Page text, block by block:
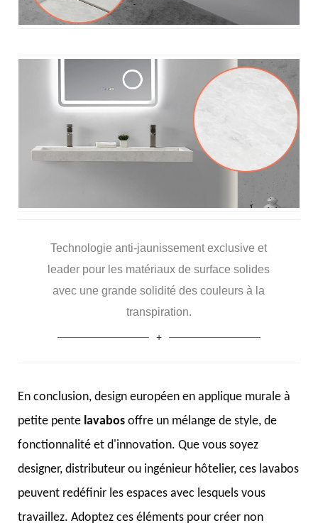
Technologie anti-jaunissement exclusive et
leader pour les matériaux de surface solides
avec une grande solidité des couleurs à la
transpiration.
En conclusion, design européen en applique murale à
petite pente lavabos offre un mélange de style, de
fonctionnalité et d'innovation. Que vous soyez
designer, distributeur ou ingénieur hôtelier, ces lavabos
peuvent redéfinir les espaces avec lesquels vous
travaillez. Adoptez ces éléments pour créer non